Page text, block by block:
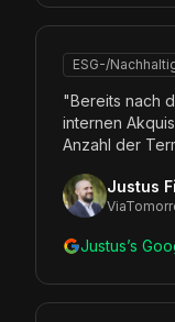
ESG-/
"Bereits nach
internen
Anzahl der
Justus
Justus’s